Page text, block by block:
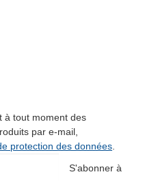
à tout moment des
par e-mail,
protection des données
S'abonner à